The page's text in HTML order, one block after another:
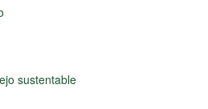
sustentable